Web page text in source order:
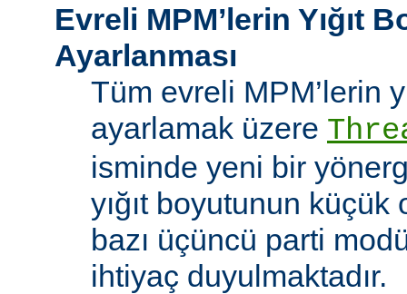
Evreli MPM’lerin Yığıt
Ayarlanması
Tüm evreli MPM’lerin
ayarlamak üzere
isminde yeni bir
yığıt boyutunun
bazı üçüncü parti
ihtiyaç duyulmaktadır.